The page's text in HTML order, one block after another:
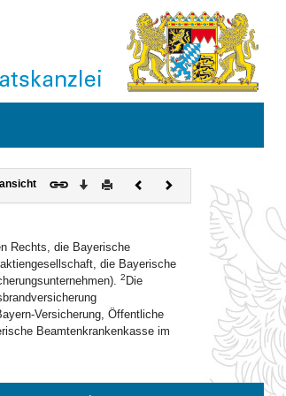
Download
DruckenVorherigesNächstes
Dokument
Rechts, die Bayerische
die Bayerische
2 Die
Versicherung, Öffentliche
Beamtenkrankenkasse im